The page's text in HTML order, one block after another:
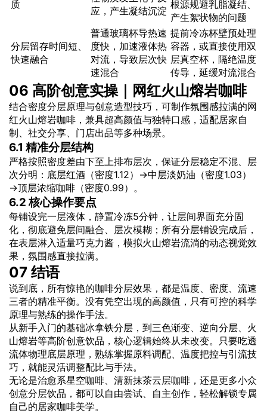
质
应，产生凝结沉淀
根源规避乳脂凝结、
产生絮状物的问题
分层留存时间短、
快速融合
普通玻璃杯导热速
度快，加速液体热
对流，导致层次快
速混合
提前冷冻杯壁预处理
容器，或直接使用双
层真空杯，隔绝温度
传导，延缓对流混合
06 高阶创意实操｜网红火山熔岩咖啡
结合密度分层原理与创意造型技巧，可制作氛围感拉满的网
红火山熔岩咖啡，兼具超高颜值与独特口感，适配居家自
制、社交分享、门店出品等多种场景。
6.1 精准分层结构
严格按照密度差由下至上排布层次，保证分层稳定不混、层
次分明：底层红酒（密度1.12）→中层淡奶油（密度1.03）
→顶层浓缩咖啡（密度0.99）。
6.2 核心操作要点
每铺设完一层液体，静置冷冻5分钟，让层间界面充分固
化，彻底避免层间融合、层次模糊；所有分层铺设完成后，
在表层淋入适量巧克力酱，模拟火山熔岩流淌的动态视觉效
果，氛围感直接拉满。
07 结语
说到底，所有惊艳的咖啡分层效果，都是温度、密度、流速
三者的精准平衡。没有凭空出现的高颜值，只有可控的科学
原理与熟练的操作手法。
从新手入门的基础冰拿铁分层，到三色渐变、逆向分层、火
山熔岩等高阶创意饮品，核心逻辑始终从未改变。只要吃透
流体物理底层原理，熟练掌握原料调配、温度把控与引流技
巧，就能灵活调整配比与手法。
无论是治愈系星空咖啡、清新抹茶云层咖啡，还是更多小众
创意分层饮品，都可以自由尝试、自主创作，轻松解锁专属
自己的居家咖啡美学。